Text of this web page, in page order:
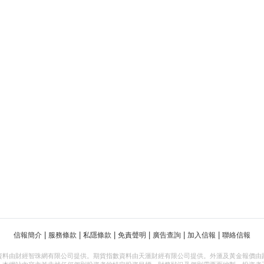
信報簡介 服務條款 私隱條款 免責聲明 廣告查詢 加入信報 聯絡信報
料由財經智珠網有限公司提供。期貨指數資料由天滙財經有限公司提供。外滙及黃金報價由